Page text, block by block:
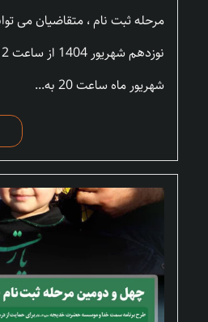
مرحله ثبت نام ، متقاضیان می
شهریور ماه ساعت 20 به...